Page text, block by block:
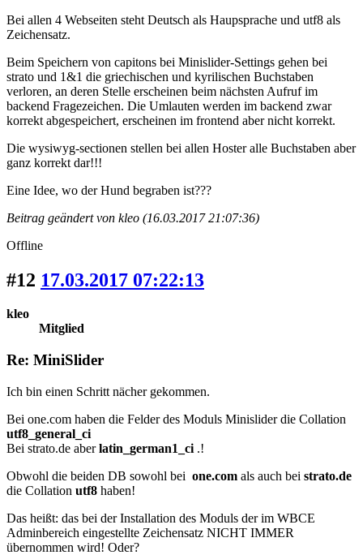
Bei allen 4 Webseiten steht Deutsch als Haupsprache und utf8 als
Zeichensatz.
Beim Speichern von capitons bei Minislider-Settings gehen bei
strato und 1&1 die griechischen und kyrilischen Buchstaben
verloren, an deren Stelle erscheinen beim nächsten Aufruf im
backend Fragezeichen. Die Umlauten werden im backend zwar
korrekt abgespeichert, erscheinen im frontend aber nicht korrekt.
Die wysiwyg-sectionen stellen bei allen Hoster alle Buchstaben aber
ganz korrekt dar!!!
Eine Idee, wo der Hund begraben ist???
Beitrag geändert von kleo (16.03.2017 21:07:36)
Offline
#12 17.03.2017 07:22:13
kleo
Mitglied
Re: MiniSlider
Ich bin einen Schritt nächer gekommen.
Bei one.com haben die Felder des Moduls Minislider die Collation
utf8_general_ci
Bei strato.de aberlatin_german1_ci .!
Obwohl die beiden DB sowohl bei one.com als auch bei strato.de
die Collation utf8 haben!
Das heißt: das bei der Installation des Moduls der im WBCE
Adminbereich eingestellte Zeichensatz NICHT IMMER
übernommen wird! Oder?